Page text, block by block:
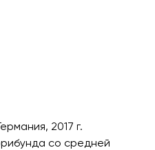
2017 г.
со средней